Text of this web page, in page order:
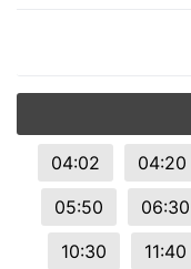
04:02 04:20
05:50
06:30
10:30
11:40